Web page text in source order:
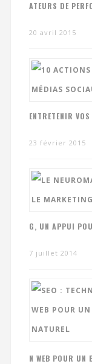
ATEURS DE
20 avril 2015
ENTRETENIR
23 février 2015
G, UN APPUI
7 juillet 2014
N WEB POUR UN